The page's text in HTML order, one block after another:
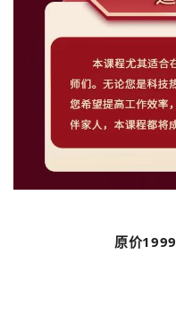
原价1999